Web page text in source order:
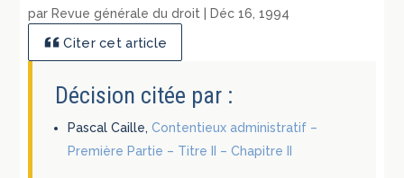
par Revue générale du droit Déc 16, 1994
Citer cet article
Décision citée par :
Pascal Caille,Contentieux administratif –
Première Partie – Titre II – Chapitre II